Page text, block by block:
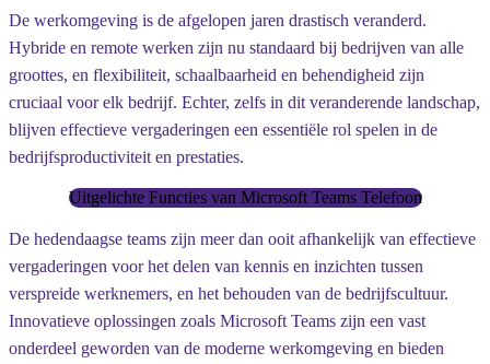
De werkomgeving is de afgelopen jaren drastisch veranderd.
Hybride en remote werken zijn nu standaard bij bedrijven van alle
groottes, en flexibiliteit, schaalbaarheid en behendigheid zijn
cruciaal voor elk bedrijf. Echter, zelfs in dit veranderende landschap,
blijven effectieve vergaderingen een essentiële rol spelen in de
bedrijfsproductiviteit en prestaties.
Uitgelichte Functies van Microsoft Teams Telefoon
De hedendaagse teams zijn meer dan ooit afhankelijk van effectieve
vergaderingen voor het delen van kennis en inzichten tussen
verspreide werknemers, en het behouden van de bedrijfscultuur.
Innovatieve oplossingen zoals Microsoft Teams zijn een vast
onderdeel geworden van de moderne werkomgeving en bieden